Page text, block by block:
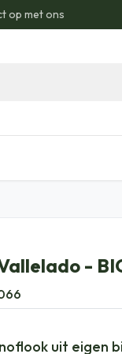
op met ons
-
uit eigen